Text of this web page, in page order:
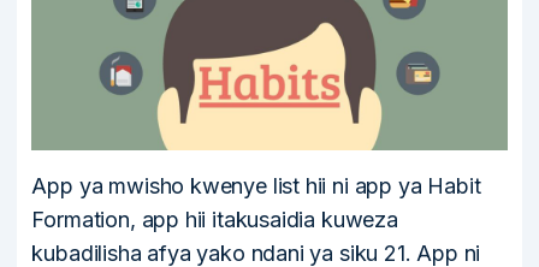
App ya mwisho kwenye list hii ni app ya Habit
Formation, app hii itakusaidia kuweza
kubadilisha afya yako ndani ya siku 21. App ni